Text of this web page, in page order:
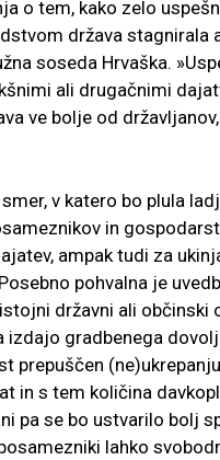
o tem, kako zelo
država stagnirala
soseda Hrvaška.
ali drugačnimi
ve bolje od
v katero bo plula
in
ampak tudi za
pohvalna je
državni ali občinski
gradbenega
in s tem količina
pa se bo ustvarilo bolj
lahko